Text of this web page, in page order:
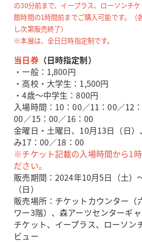
の30分前まで、イープラス、ローソンチ
館時間の1時間前までご購入可能です。（
し次第販売終了）
※本展は、全日日時指定制です。
当日券（日時指定制）
・一般：1,800円
・高校・大学生：1,500円
・4歳～中学生：800円
入場時間：10：00／11：00／12
00／15：00／16：00
金曜日・土曜日、10月13日（日
み17：00／18：00
※チケット記載の入場時間から1
ださい。
販売期間：2024年10月5日（土）
（日）
販売場所：チケットカウンター（
ワー3階）、森アーツセンターギ
チケット、イープラス、ローソン
ビュー